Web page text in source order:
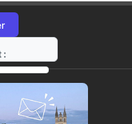
:
https://radio-g.fr?14176